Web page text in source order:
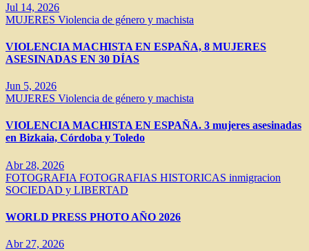
Jul 14, 2026
MUJERES Violencia de género y machista
VIOLENCIA MACHISTA EN ESPAÑA, 8 MUJERES
ASESINADAS EN 30 DÍAS
Jun 5, 2026
MUJERES Violencia de género y machista
VIOLENCIA MACHISTA EN ESPAÑA. 3 mujeres asesinadas
en Bizkaia, Córdoba y Toledo
Abr 28, 2026
FOTOGRAFIA FOTOGRAFIAS HISTORICAS inmigracion
SOCIEDAD y LIBERTAD
WORLD PRESS PHOTO AÑO 2026
Abr 27, 2026